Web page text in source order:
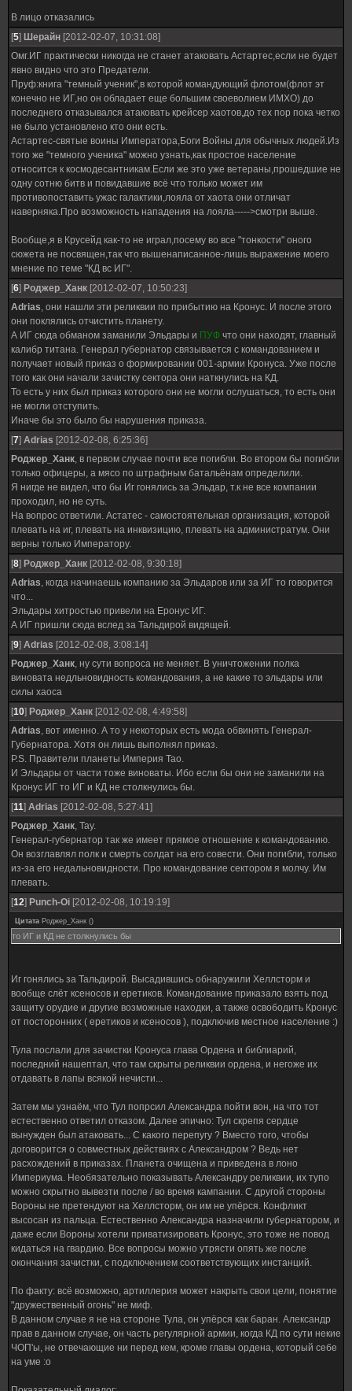
В лицо отказались
[5] Шерайн [2012-02-07, 10:31:08]
Омг.ИГ практически никогда не станет атаковать Астартес,если не будет
явно видно что это Предатели.
Пруф:книга "темный ученик",в которой командующий флотом(флот эт
конечно не ИГ,но он обладает еще большим своеволием ИМХО) до
последнего отказывался атаковать крейсер хаотов,до тех пор пока четко
не было установлено кто они есть.
Астартес-святые воины Императора,Боги Войны для обычных людей.Из
того же "темного ученика" можно узнать,как простое население
относится к космодесантникам.Если же это уже ветераны,прошедшие не
одну сотню битв и повидавшие всё что только может им
противопоставить ужас галактики,лояла от хаота они отличат
наверняка.Про возможность нападения на лояла----->смотри выше.
Вообще,я в Крусейд как-то не играл,посему во все "тонкости" оного
сюжета не посвящен,так что вышенаписанное-лишь выражение моего
мнение по теме "КД вс ИГ".
[6] Роджер_Ханк [2012-02-07, 10:50:23]
Adrias, они нашли эти реликвии по прибытию на Кронус. И после этого
они поклялись отчистить планету.
А ИГ сюда обманом заманили Эльдары и ПУФ что они находят, главный
калибр титана. Генерал губернатор связывается с командованием и
получает новый приказ о формировании 001-армии Кронуса. Уже после
того как они начали зачистку сектора они наткнулись на КД.
То есть у них был приказ которого они не могли ослушаться, то есть они
не могли отступить.
Иначе бы это было бы нарушения приказа.
[7] Adrias [2012-02-08, 6:25:36]
Роджер_Ханк, в первом случае почти все погибли. Во втором бы погибли
только офицеры, а мясо по штрафным батальёнам определили.
Я нигде не видел, что бы Иг гонялись за Эльдар, т.к не все компании
проходил, но не суть.
На вопрос ответили. Астатес - самостоятельная организация, которой
плевать на иг, плевать на инквизицию, плевать на администратум. Они
верны только Императору.
[8] Роджер_Ханк [2012-02-08, 9:30:18]
Adrias, когда начинаешь компанию за Эльдаров или за ИГ то говорится
что...
Эльдары хитростью привели на Еронус ИГ.
А ИГ пришли сюда вслед за Тальдирой видящей.
[9] Adrias [2012-02-08, 3:08:14]
Роджер_Ханк, ну сути вопроса не меняет. В уничтожении полка
виновата недльновидность командования, а не какие то эльдары или
силы хаоса
[10] Роджер_Ханк [2012-02-08, 4:49:58]
Adrias, вот именно. А то у некоторых есть мода обвинять Генерал-
Губернатора. Хотя он лишь выполнял приказ.
P.S. Правители планеты Империя Тао.
И Эльдары от части тоже виноваты. Ибо если бы они не заманили на
Кронус ИГ то ИГ и КД не столкнулись бы.
[11] Adrias [2012-02-08, 5:27:41]
Роджер_Ханк, Тау.
Генерал-губернатор так же имеет прямое отношение к командованию.
Он возглавлял полк и смерть солдат на его совести. Они погибли, только
из-за его недальновидности. Про командование сектором я молчу. Им
плевать.
[12] Punch-Oi [2012-02-08, 10:19:19]
Цитата Роджер_Ханк ()
то ИГ и КД не столкнулись бы
Иг гонялись за Тальдирой. Высадившись обнаружили Хеллсторм и
вообще слёт ксеносов и еретиков. Командование приказало взять под
защиту орудие и другие возможные находки, а также освободить Кронус
от посторонних ( еретиков и ксеносов ), подключив местное население :)
Тула послали для зачистки Кронуса глава Ордена и библиарий,
последний нашептал, что там скрыты реликвии ордена, и негоже их
отдавать в лапы всякой нечисти...
Затем мы узнаём, что Тул попрсил Александра пойти вон, на что тот
естественно ответил отказом. Далее эпично: Тул скрепя сердце
вынужден был атаковать... С какого перепугу ? Вместо того, чтобы
договорится о совместных действиях с Александром ? Ведь нет
расхождений в приказах. Планета очищена и приведена в лоно
Империума. Необязательно показывать Александру реликвии, их тупо
можно скрытно вывезти после / во время кампании. С другой стороны
Вороны не претендуют на Хеллсторм, он им не упёрся. Конфликт
высосан из пальца. Естественно Александра назначили губернатором, и
даже если Вороны хотели приватизировать Кронус, это тоже не повод
кидаться на гвардию. Все вопросы можно утрясти опять же после
окончания зачистки, с подключением соответствующих инстанций.
По факту: всё возможно, артиллерия может накрыть свои цели, понятие
"дружественный огонь" не миф.
В данном случае я не на стороне Тула, он упёрся как баран. Александр
прав в данном случае, он часть регулярной армии, когда КД по сути некие
ЧОП'ы, не отвечающие ни перед кем, кроме главы ордена, который себе
на уме :o